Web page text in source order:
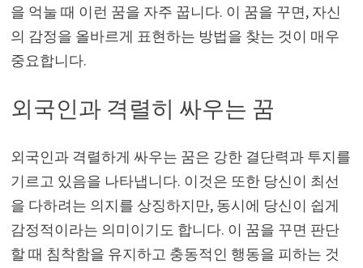
을 억눌 때 이런 꿈을 자주 꿉니다. 이 꿈을 꾸면, 자신
의 감정을 올바르게 표현하는 방법을 찾는 것이 매우
중요합니다.
외국인과 격렬히 싸우는 꿈
외국인과 격렬하게 싸우는 꿈은 강한 결단력과 투지를
기르고 있음을 나타냅니다. 이것은 또한 당신이 최선
을 다하려는 의지를 상징하지만, 동시에 당신이 쉽게
감정적이라는 의미이기도 합니다. 이 꿈을 꾸면 판단
할 때 침착함을 유지하고 충동적인 행동을 피하는 것